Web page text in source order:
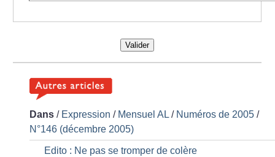
Valider
Dans / Expression / Mensuel AL / Numéros de 2005 /
N°146 (décembre 2005)
Edito : Ne pas se tromper de colère